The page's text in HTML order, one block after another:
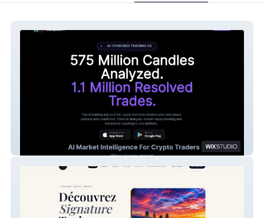
DisciplineAI